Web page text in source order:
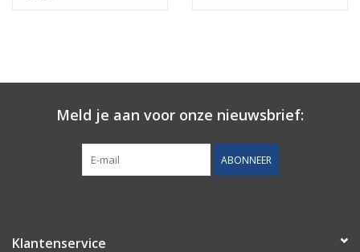
Meld je aan voor onze nieuwsbrief:
ABONNEER
Klantenservice